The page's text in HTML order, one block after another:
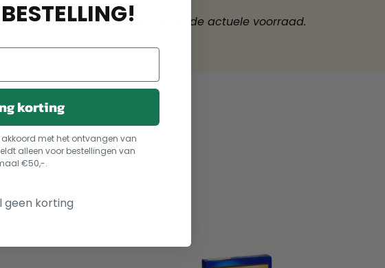
opnemen met onze winkel voor de actuele voorraad.
,Hondenspeelgoed
korting
akkoord met het ontvangen van
alleen voor bestellingen van
€50,-.
geen korting